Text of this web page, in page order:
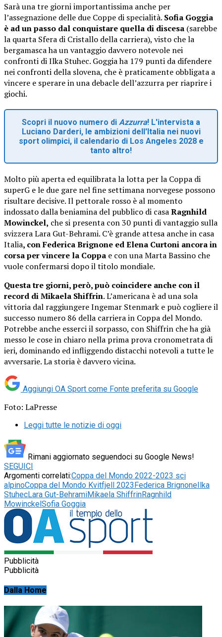
Sarà una tre giorni importantissima anche per
l’assegnazione delle due Coppe di specialità. Sofia Goggia
è ad un passo dal conquistare quella di discesa (sarebbe
la quarta Sfera di Cristallo della carriera), visto che la
bergamasca ha un vantaggio davvero notevole nei
confronti di Ilka Stuhec. Goggia ha 179 punti da difendere
nei confronti della slovena, che è praticamente obbligata a
vincere e sperare in una debacle dell’azzurra per riaprire i
giochi.
Scopri il nuovo numero di Azzurra! L'intervista a
Luciano Darderi, le ambizioni dell'Italia nei nuovi
sport olimpici, il calendario di Los Angeles 2028 e
tanto altro!
Molto più aperta ed equilibrata la lotta per la Coppa di
superG e le due gare nel fine settimana norvegese possono
risultare decisive. Il pettorale rosso è al momento
indossato dalla beniamina del pubblico di casaRagnhild
Mowinckel, che si presenta con 30 punti di vantaggio sulla
svizzera Lara Gut-Behrami. C’è grande attesa anche in casa
Italia, con Federica Brignone ed Elena Curtoni ancora in
corsa per vincere la Coppa e con una Marta Bassino che
vuole confermarsi dopo il titolo mondiale.
Questa tre giorni, però, può coincidere anche con il
record di Mikaela Shiffrin. L’americana è ad una sola
vittoria dal raggiungere Ingemar Stenmark e può cogliere il
successo numero 86 della carriera in Coppa del Mondo.
Potrebbe anche esserci il sorpasso, con Shiffrin che ha già
messo le cose in chiaro nella prima prova cronometrata di
ieri, dominando ed infliggendo distacchi notevoli a tutte le
avversarie. La storia è davvero vicina.
Aggiungi OA Sport come Fonte preferita su Google
Foto: LaPresse
Leggi tutte le notizie di oggi
Rimani aggiornato seguendoci su Google News!
SEGUICI
Argomenti correlati:Coppa del Mondo 2022-2023 sci
alpinoCoppa del Mondo Kvitfjell 2023Federica BrignoneIlka
StuhecLara Gut-BehramiMikaela ShiffrinRagnhild
MowinckelSofia Goggia
Pubblicità
Pubblicità
Dalla Home